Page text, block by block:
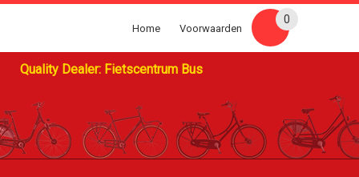
Quality Dealer: Fietscentrum Bus
Home Voorwaarden
0